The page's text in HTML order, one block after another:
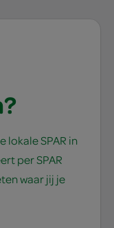
lokale SPAR in
per SPAR
waar jij je